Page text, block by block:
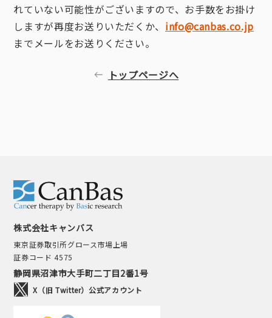
れていない可能性がございますので、お手数をお掛け
しますが再度お送りいただくか、 info@canbas.co.jp
までメールをお送りください。
トップページへ
株式会社キャンバス
東京証券取引所グロース市場上場
証券コード 4575
静岡県沼津市大手町二丁目2番1号
X（旧 Twitter）公式アカウント